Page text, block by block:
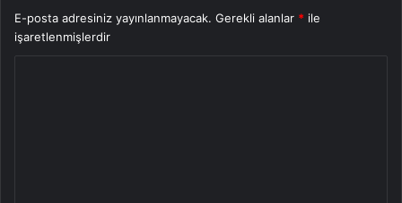
E-posta adresiniz yayınlanmayacak. Gerekli alanlar * ile
işaretlenmişlerdir